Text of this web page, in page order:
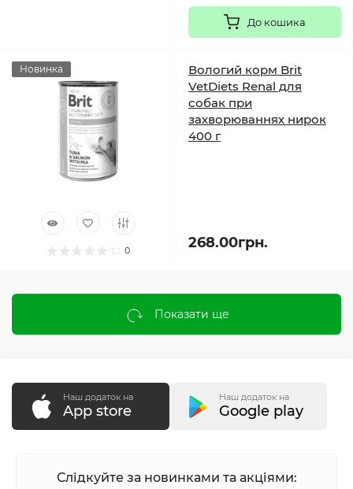
До кошика
Новинка
0
Вологий корм Brit
VetDiets Renal для
собак при
захворюваннях нирок
400 г
268.00грн.
Показати ще
Наш додаток на
App store
Наш додаток на
Google play
Слідкуйте за новинками та акціями: